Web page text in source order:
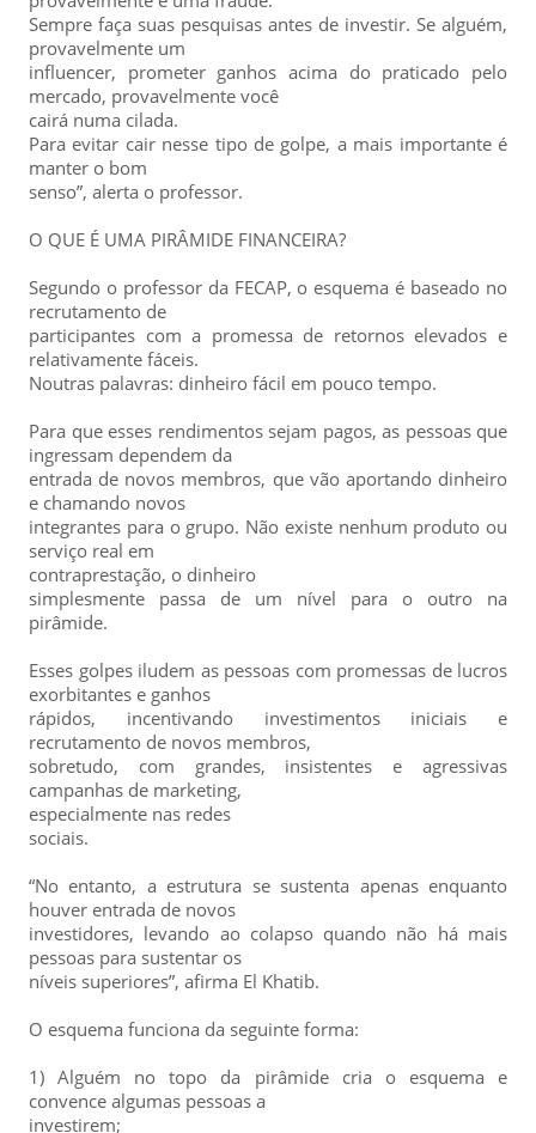
Sempre faça suas pesquisas antes de investir. Se alguém,
provavelmente um
influencer, prometer ganhos acima do praticado pelo
mercado, provavelmente você
cairá numa cilada.
Para evitar cair nesse tipo de golpe, a mais importante é
manter o bom
senso”, alerta o professor.
O QUE É UMA PIRÂMIDE FINANCEIRA?
Segundo o professor da FECAP, o esquema é baseado no
recrutamento de
participantes com a promessa de retornos elevados e
relativamente fáceis.
Noutras palavras: dinheiro fácil em pouco tempo.
Para que esses rendimentos sejam pagos, as pessoas que
ingressam dependem da
entrada de novos membros, que vão aportando dinheiro
e chamando novos
integrantes para o grupo. Não existe nenhum produto ou
serviço real em
contraprestação, o dinheiro
simplesmente passa de um nível para o outro na
pirâmide.
Esses golpes iludem as pessoas com promessas de lucros
exorbitantes e ganhos
rápidos, incentivando investimentos iniciais e
recrutamento de novos membros,
sobretudo, com grandes, insistentes e agressivas
campanhas de marketing,
especialmente nas redes
sociais.
“No entanto, a estrutura se sustenta apenas enquanto
houver entrada de novos
investidores, levando ao colapso quando não há mais
pessoas para sustentar os
níveis superiores”, afirma El Khatib.
O esquema funciona da seguinte forma:
1) Alguém no topo da pirâmide cria o esquema e
convence algumas pessoas a
investirem;